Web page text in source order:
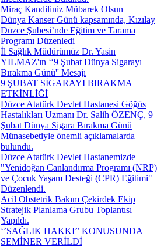
Miraç Kandiliniz Mübarek Olsun
Dünya Kanser Günü kapsamında, Kızılay
Düzce Şubesi’nde Eğitim ve Tarama
Programı Düzenledi
İl Sağlık Müdürümüz Dr. Yasin
YILMAZ'ın ‘‘9 Şubat Dünya Sigarayı
Bırakma Günü'' Mesajı
9 ŞUBAT SİGARAYI BIRAKMA
ETKİNLİĞİ
Düzce Atatürk Devlet Hastanesi Göğüs
Hastalıkları Uzmanı Dr. Salih ÖZENÇ, 9
Şubat Dünya Sigara Bırakma Günü
Münasebetiyle önemli açıklamalarda
bulundu.
Düzce Atatürk Devlet Hastanemizde
"Yenidoğan Canlandırma Programı (NRP)
ve Çocuk Yaşam Desteği (CPR) Eğitimi"
Düzenlendi.
Acil Obstetrik Bakım Çekirdek Ekip
Stratejik Planlama Grubu Toplantısı
Yapıldı.
‘’SAĞLIK HAKKI’’ KONUSUNDA
SEMİNER VERİLDİ